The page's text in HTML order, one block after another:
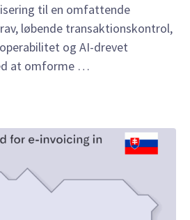
til en omfattende
løbende transaktionskontrol,
og AI-drevet
at omforme …